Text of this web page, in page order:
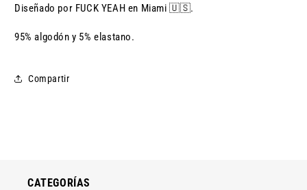
Diseñado por FUCK YEAH en Miami 🇺🇸.
95% algodón y 5% elastano.
Compartir
CATEGORÍAS